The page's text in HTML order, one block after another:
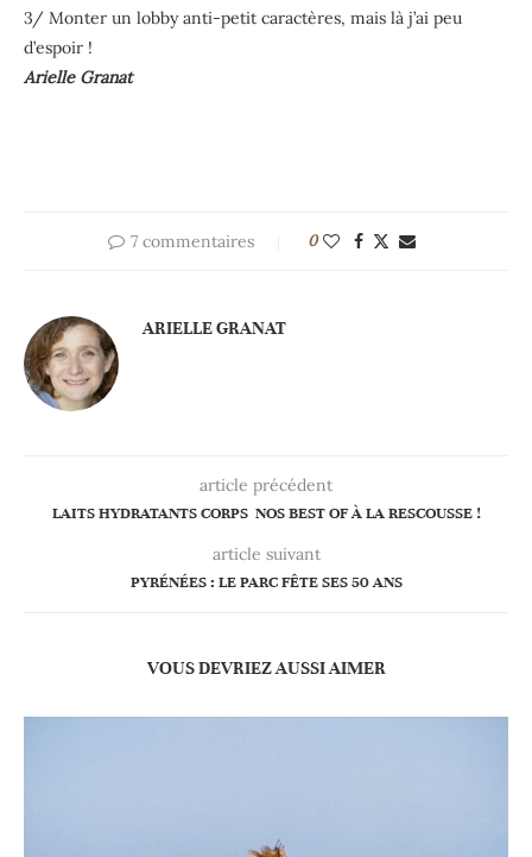
3/ Monter un lobby anti-petit caractères, mais là j’ai peu
d’espoir !
Arielle Granat
7 commentaires 0
ARIELLE GRANAT
article précédent
LAITS HYDRATANTS CORPS NOS BEST OF À LA RESCOUSSE !
article suivant
PYRÉNÉES : LE PARC FÊTE SES 50 ANS
VOUS DEVRIEZ AUSSI AIMER